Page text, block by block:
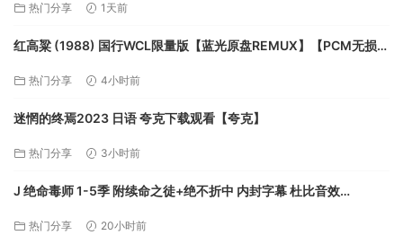
热门分享 1天前
红高粱 (1988) 国行WCL限量版【蓝光原盘REMUX】【PCM无损原
热门分享 4小时前
迷惘的终焉2023 日语 夸克下载观看【夸克】
热门分享 3小时前
J 绝命毒师 1-5季 附续命之徒+绝不折中 内封字幕 杜比音效
热门分享 20小时前